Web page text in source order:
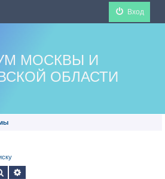
Вход
МОСКВЫ И
ОБЛАСТИ
Поиск